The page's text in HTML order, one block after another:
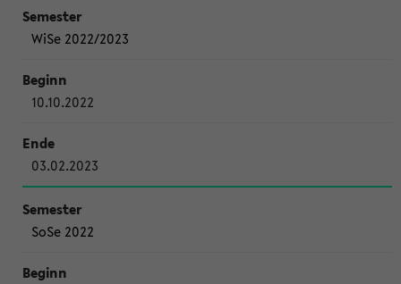
WiSe 2022/2023
10.10.2022
03.02.2023
SoSe 2022